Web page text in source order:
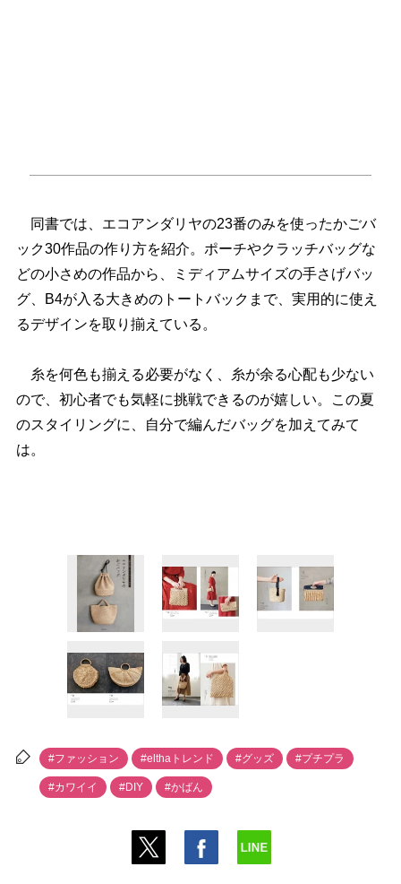
同書では、エコアンダリヤの23番のみを使ったかごバ
ック30作品の作り方を紹介。ポーチやクラッチバッグな
どの小さめの作品から、ミディアムサイズの手さげバッ
グ、B4が入る大きめのトートバックまで、実用的に使え
るデザインを取り揃えている。
糸を何色も揃える必要がなく、糸が余る心配も少ない
ので、初心者でも気軽に挑戦できるのが嬉しい。この夏
のスタイリングに、自分で編んだバッグを加えてみて
は。
#ファッション #elthaトレンド #グッズ #プチプラ
#カワイイ #DIY #かばん